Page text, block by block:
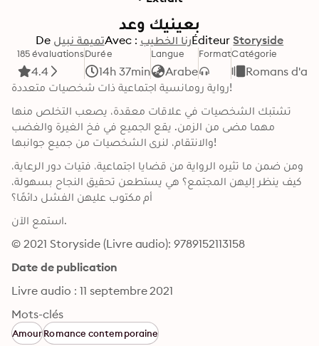
بعينيك وعد
De تميمة نبيلAvec : رنا الخطيبÉditeur Storyside
185 évaluations
4.4
Durée
14h 37min
Langue
Arabe
FormatCatégorie
Romans
رواية رومانسية اجتماعية ذات شخصيات متعددة!
تشتبك الشخصيات في علاقات معقدة، يصعب التخلص منها
مهما مضى من الزمن. يقع الجميع في فخ الغيرة والغضب
والانتقام، لنرى الشخصيات من جميع جوانبها!
ومن ضمن ما تثيره الرواية من قضايا اجتماعية، فتيات دور الرعاية،
كيف ينظر إليهن المجتمع؟ هي يستطعن تحقيق النجاح بسهولة،
استمع الآن.
© 2021 Storyside (Livre audio): 9789152113158
Date de publication
Livre audio : 11 septembre 2021
Mots-clés
AmourRomance contemporaine